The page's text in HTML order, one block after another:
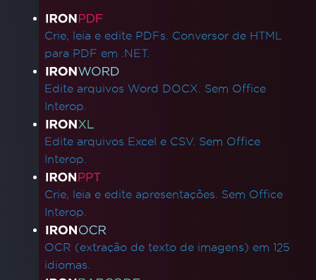
Links de produtos
Crie, leia e edite PDFs. Conversor de HTML
para PDF em .NET.
Edite arquivos Word DOCX. Sem Office
Interop.
Edite arquivos Excel e CSV. Sem Office
Interop.
Crie, leia e edite apresentações. Sem Office
Interop.
OCR (extração de texto de imagens) em 125
idiomas.